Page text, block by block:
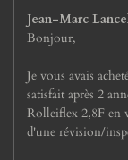
Jean-Marc
Bonjour,
Je vous avais
satisfait après 2
Rolleiflex 2,8F en
d'une révision/